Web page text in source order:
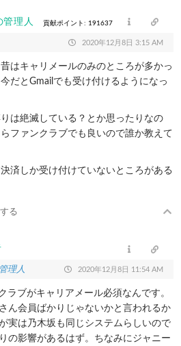
理人 貢献ポイント: 191637
2020年12月8日 3:15 AM
はキャリメールのみのところが多かっ
だとGmailでも受け付けるようになっ
は絶滅している？とか思ったりなの
ファンクラブでも良いので誰か教えて
済しか受け付けていないところがある
る
理人 2020年12月8日 11:54 AM
ラブがキャリアメール必須なんです。
ん会員ばかりじゃないかと言われるか
実は乃木坂も同じシステムらしいので
の影響があるはず。ちなみにジャニー